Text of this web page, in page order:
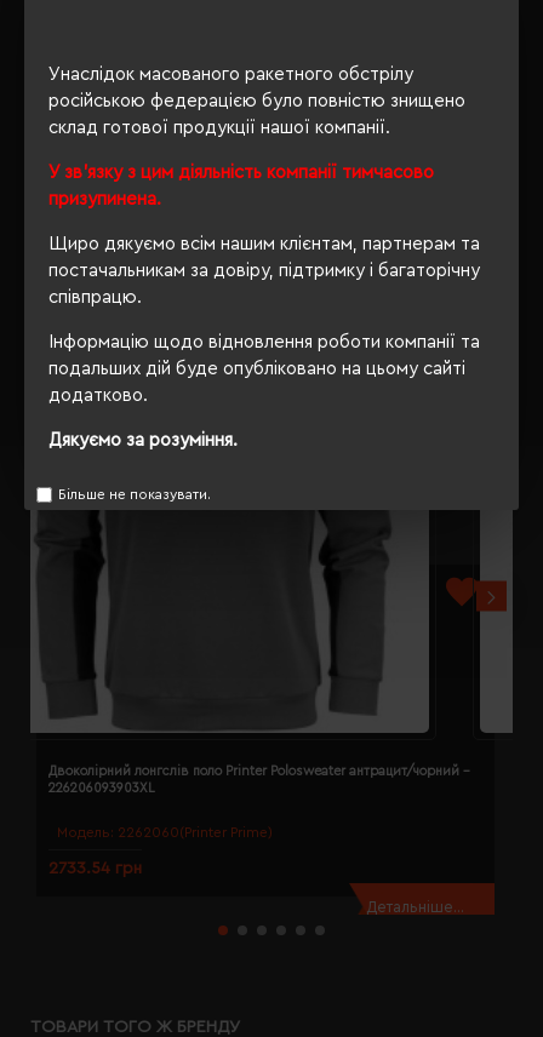
Унаслідок масованого ракетного обстрілу
російською федерацією було повністю знищено
склад готової продукції нашої компанії.
У зв'язку з цим діяльність компанії тимчасово
призупинена.
Щиро дякуємо всім нашим клієнтам, партнерам та
постачальникам за довіру, підтримку і багаторічну
співпрацю.
Інформацію щодо відновлення роботи компанії та
подальших дій буде опубліковано на цьому сайті
додатково.
Дякуємо за розуміння.
Більше не показувати.
ОПИС
РЕКОМЕНДУЄМО
Модель: 2262060(Printer Prime)
Двоколірний лонгслів поло Printer Polosweater антрацит/чорний -
226206093903XL
2733.54 грн
Детальніше...
ТОВАРИ ТОГО Ж БРЕНДУ